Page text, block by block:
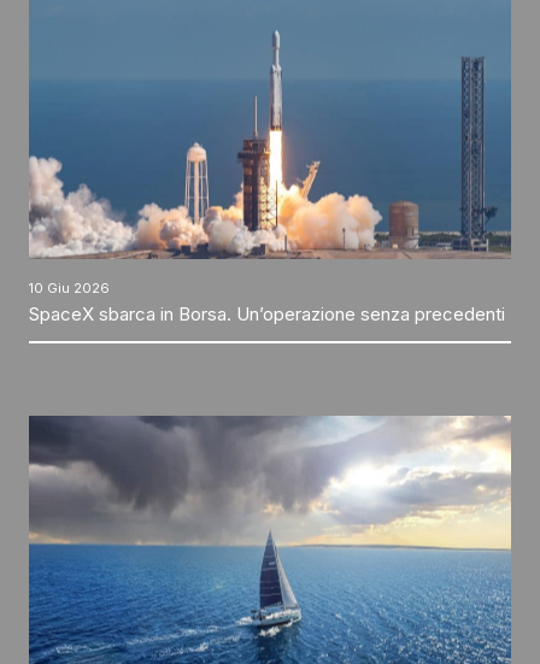
10 Giu 2026
SpaceX sbarca in Borsa. Un’operazione senza precedenti